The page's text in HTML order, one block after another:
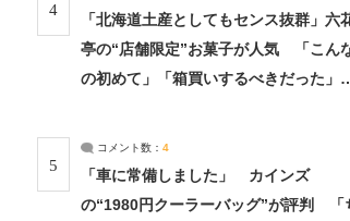
4
「北海道土産としてもセンス抜群」六
亭の“店舗限定”お菓子が人気 「こん
の初めて」「箱買いするべきだった」
5
コメント数： 4
「車に常備しました」 カインズ
の“1980円クーラーバッグ”が評判 「